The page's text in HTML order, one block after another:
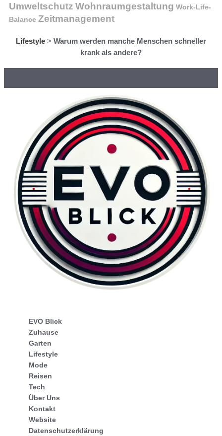
Umweltschutz Wohnraumgestaltung Work-Life-
Balance Zeitmanagement
Lifestyle > Warum werden manche Menschen schneller
krank als andere?
EVO Blick
Zuhause
Garten
Lifestyle
Mode
Reisen
Tech
Über Uns
Kontakt
Website
Datenschutzerklärung